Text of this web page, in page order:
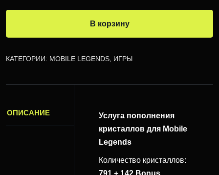
В корзину
КАТЕГОРИИ: MOBILE LEGENDS ИГРЫ
ОПИСАНИЕ
Услуга пополнения
кристаллов для Mobile
Legends
Количество кристаллов:
791 + 142 Bonus